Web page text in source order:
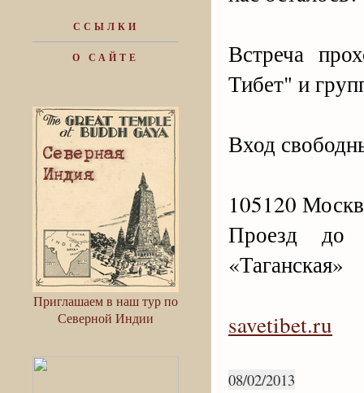
ССЫЛКИ
О САЙТЕ
Приглашаем в наш тур по
Северной Индии
Встреча
Тибет" и
Вход
105120
Проезд до
«Таганская»
savetibet.ru
08/02/2013